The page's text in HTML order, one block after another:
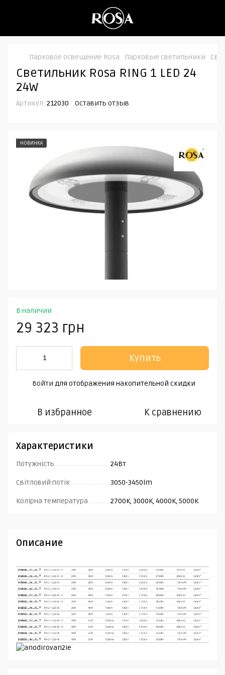
Парковое освещение Rosa Парковые светильники
Светильник Rosa RING 1 LED 24
24W
Артикул: 212030 Оставить отзыв
НОВИНКА
В наличии
29 323 грн
Купить
Войти для отображения накопительной скидки
В избранное К сравнению
Характеристики
Потужність 24Вт
Світловий потік 3050-3450lm
Колірна температура 2700K, 3000K, 4000K, 5000K
Описание